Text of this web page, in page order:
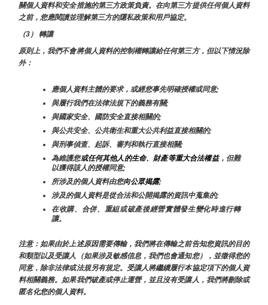
關個人資料和安全措施的第三方政策負責。在向第三方提供任何個人資料
之前，您應閱讀並理解第三方的隱私政策和用戶協定。
（3） 轉讓
原則上，我們不會將個人資料的控制權轉讓給任何第三方，但以下情況除
外：
應個人資料主體的要求，或經您事先明確授權或同意;
與履行我們在法律法規下的義務有關;
與國家安全、國防安全直接相關的;
與公共安全、公共衛生和重大公共利益直接相關的;
與刑事偵查、起訴、審判和執行直接相關;
為維護您或任何其他人的生命、財產等重大合法權益，但難
以獲得該人的授權同意;
所涉及的個人資料由您向公眾揭露;
涉及的個人資料是從合法和公開揭露的資訊中蒐集的;
在收購、合併、重組或破產後經營實體發生變化時進行轉
讓。
注意：如果由於上述原因需要傳輸，我們將在傳輸之前告知您資訊的目的
和類型以及受讓人（如果涉及敏感信息，我們也會通知您），並徵得您的
同意，除非法律或法規另有規定。受讓人將繼續履行本協定項下的個人資
料相關義務。如果我們破產或停止運營，並且沒有受讓人，我們將刪除或
匿名化您的個人資料。